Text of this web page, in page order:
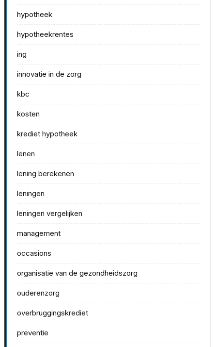
hypotheek
hypotheekrentes
ing
innovatie in de zorg
kbc
kosten
krediet hypotheek
lenen
lening berekenen
leningen
leningen vergelijken
management
occasions
organisatie van de gezondheidszorg
ouderenzorg
overbruggingskrediet
preventie